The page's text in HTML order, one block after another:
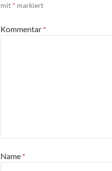
mit * markiert
Kommentar *
Name *